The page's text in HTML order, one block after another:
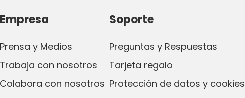
Empresa
Prensa y Medios
Trabaja con nosotros
Colabora con nosotros
Soporte
Preguntas y Respuestas
Tarjeta regalo
Protección de datos y cookies